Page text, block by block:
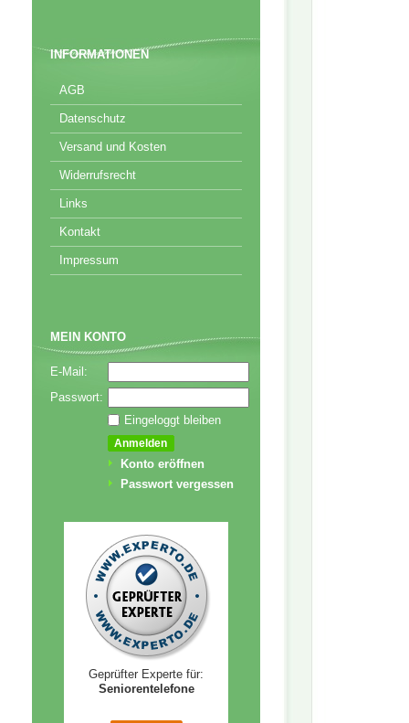
INFORMATIONEN
AGB
Datenschutz
Versand und Kosten
Widerrufsrecht
Links
Kontakt
Impressum
MEIN KONTO
E-Mail:
Passwort:
Eingeloggt bleiben
Konto eröffnen
Passwort vergessen
Geprüfter Experte für:
Seniorentelefone